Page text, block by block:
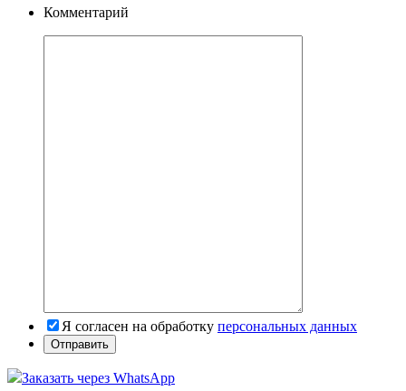
Комментарий
Я согласен на обработку персональных данных
Заказать через WhatsApp